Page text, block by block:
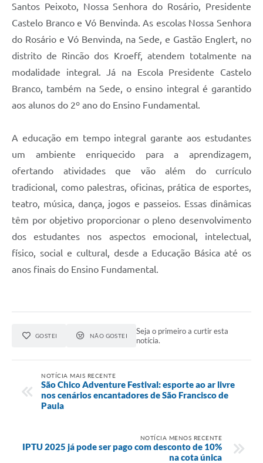
Despesas por órgãos
Relatório de gestão fiscal
Relatório circunstanciado
Gestão Fiscal
Colaborador
Quadro de Pessoal
Veículos
Imóveis locados
Imóveis territorial
Imóveis predial
câmara de vereadores
Alvarás
Santos Peixoto, Nossa Senhora do Rosário, Presidente
Castelo Branco e Vó Benvinda. As escolas Nossa Senhora
do Rosário e Vó Benvinda, na Sede, e Gastão Englert, no
distrito de Rincão dos Kroeff, atendem totalmente na
modalidade integral. Já na Escola Presidente Castelo
Branco, também na Sede, o ensino integral é garantido
aos alunos do 2º ano do Ensino Fundamental.
A educação em tempo integral garante aos estudantes
um ambiente enriquecido para a aprendizagem,
ofertando atividades que vão além do currículo
tradicional, como palestras, oficinas, prática de esportes,
teatro, música, dança, jogos e passeios. Essas dinâmicas
têm por objetivo proporcionar o pleno desenvolvimento
dos estudantes nos aspectos emocional, intelectual,
físico, social e cultural, desde a Educação Básica até os
anos finais do Ensino Fundamental.
GOSTEI NÃO GOSTEI
Seja o primeiro a curtir esta
notícia.
NOTÍCIA MAIS RECENTE
São Chico Adventure Festival: esporte ao ar livre
nos cenários encantadores de São Francisco de
Paula
NOTÍCIA MENOS RECENTE
IPTU 2025 já pode ser pago com desconto de 10%
na cota única